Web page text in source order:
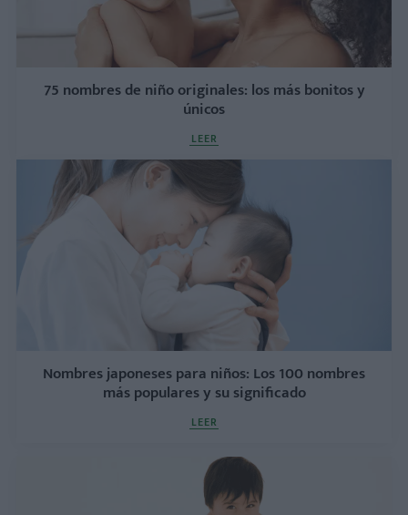
75 nombres de niño originales: los más bonitos y
únicos
LEER
Nombres japoneses para niños: Los 100 nombres
más populares y su significado
LEER